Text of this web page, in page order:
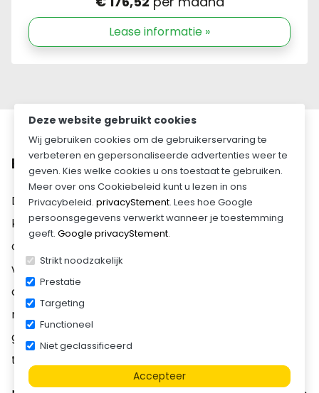
2,10m Oprijklep over
de volledige
breedte
Handmatig
Hydraulisch
Kantelbed
€ 690,00
Electrisch Pakket
(incl. accu)
Lease informatie »
Beschrijving
De Brian James T6 Transporter 550 x 210 cm – 3500
kg is een hoogwaardige autotransporter die
ontworpen is voor het veilig en efficiënt vervoeren
van voertuigen en zware ladingen. Dankzij de sterke
constructie, professionele afwerking en uitstekende
rijeigenschappen is deze trailer ideaal voor intensief
gebruik binnen de autobranche, transportsector en
technische dienstverlening.
Deze website gebruikt cookies
Wij gebruiken cookies om de gebruikerservaring te
verbeteren en gepersonaliseerde advertenties weer te
geven. Kies welke cookies u ons toestaat te gebruiken.
Meer over ons Cookiebeleid kunt u lezen in ons
Privacybeleid. privacyStement. Lees hoe Google
persoonsgegevens verwerkt wanneer je toestemming
geeft. Google privacyStement.
Strikt noodzakelijk
Prestatie
Targeting
Functioneel
Niet geclassificeerd
Accepteer